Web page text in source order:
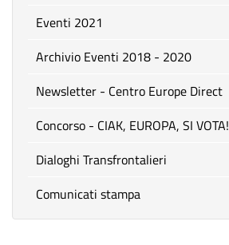
Eventi 2021
Archivio Eventi 2018 - 2020
Newsletter - Centro Europe Direct
Concorso - CIAK, EUROPA, SI VOTA!
Dialoghi Transfrontalieri
Comunicati stampa